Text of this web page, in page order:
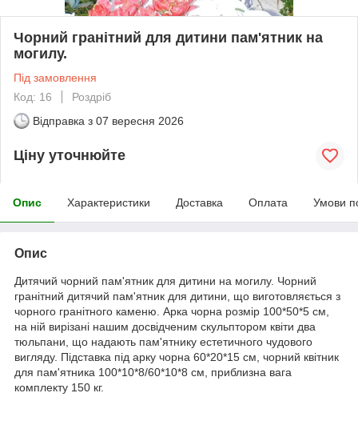
Чорний гранітний для дитини пам'ятник на
могилу.
Під замовлення
Код: 16
Роздріб
Відправка з 07 вересня 2026
Ціну уточнюйте
Опис Характеристики Доставка Оплата Умови
Опис
Дитячий чорний пам'ятник для дитини на могилу. Чорний
гранітний дитячий пам'ятник для дитини, що виготовляється з
чорного гранітного каменю. Арка чорна розмір 100*50*5 см,
на ній вирізані нашим досвідченим скульптором квіти два
тюльпани, що надають пам'ятнику естетичного чудового
вигляду. Підставка під арку чорна 60*20*15 см, чорний квітник
для пам'ятника 100*10*8/60*10*8 см, приблизна вага
комплекту 150 кг.